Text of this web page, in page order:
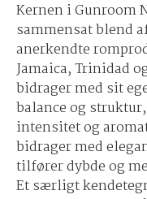
Kernen i Gunroom
sammensat blend
anerkendte
Jamaica, Trinidad
bidrager med sit
balance og
intensitet og
bidrager med
tilfører dybde og
Et særligt